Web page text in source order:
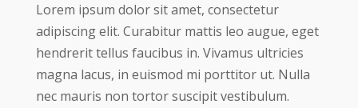
Lorem ipsum dolor sit amet, consectetur
adipiscing elit. Curabitur mattis leo augue, eget
hendrerit tellus faucibus in. Vivamus ultricies
magna lacus, in euismod mi porttitor ut. Nulla
nec mauris non tortor suscipit vestibulum.